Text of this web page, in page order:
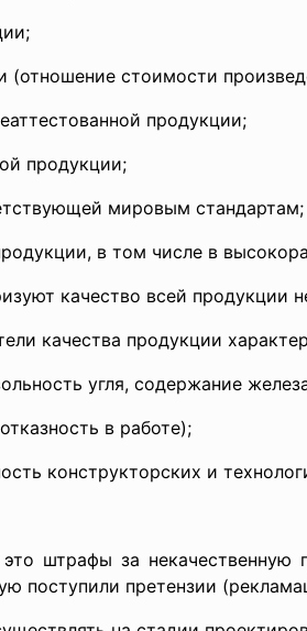
(отношение стоимости
продукции;
продукции;
мировым стандартам;
в том числе в
качество всей продукции
качества продукции
угля, содержание
в работе);
конструкторских и
это штрафы за
поступили претензии